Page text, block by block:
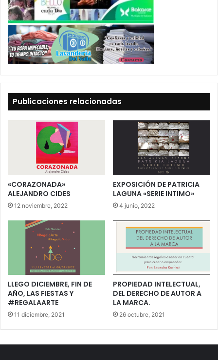
Publicaciones relacionadas
«CORAZONADA»
ALEJANDRO CIDES
12 noviembre, 2022
EXPOSICIÓN DE PATRICIA
LAGUNA «SERIE INTIMO»
4 junio, 2022
LLEGO DICIEMBRE, FIN DE
AÑO, LAS FIESTAS Y
#REGALAARTE
11 diciembre, 2021
PROPIEDAD INTELECTUAL,
DEL DERECHO DE AUTOR A
LA MARCA.
26 octubre, 2021